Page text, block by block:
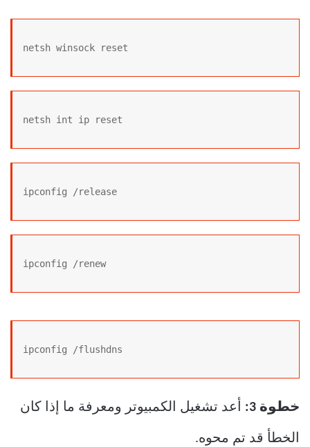
netsh winsock reset
netsh int ip reset
ipconfig /release
ipconfig /renew
ipconfig /flushdns
خطوة 3: أعد تشغيل الكمبيوتر ومعرفة ما إذا كان
الخطأ قد تم محوه.